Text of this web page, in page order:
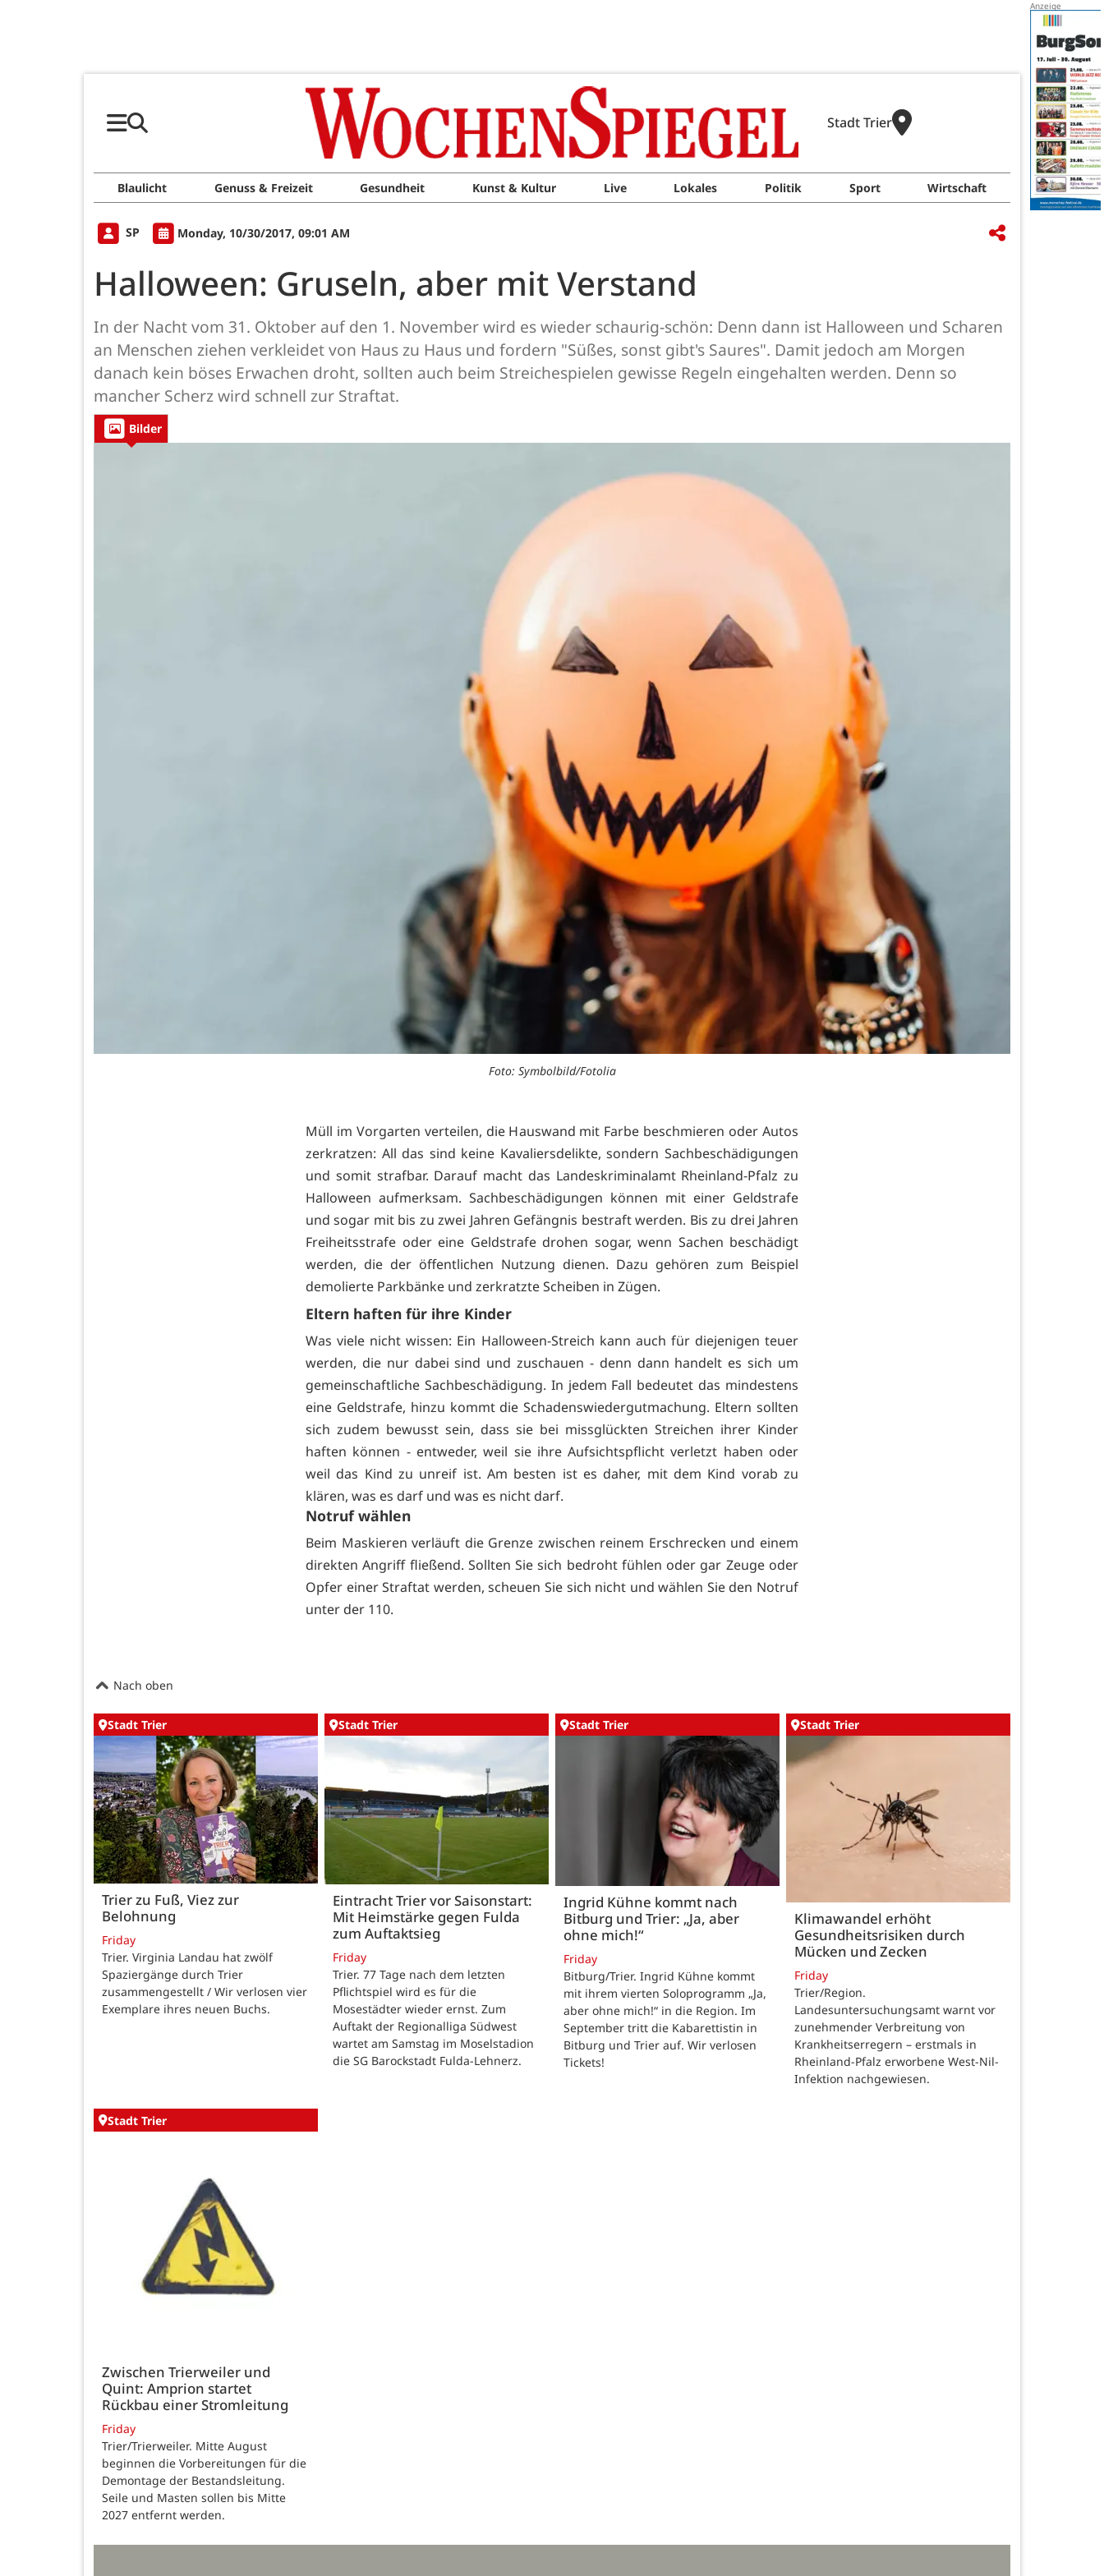
Stadt Trier
Blaulicht Genuss & Freizeit Gesundheit Kunst & Kultur Live Lokales Politik Sport Wirtschaft
SP Monday, 10/30/2017, 09:01 AM
Halloween: Gruseln, aber mit Verstand
In der Nacht vom 31. Oktober auf den 1. November wird es wieder schaurig-schön: Denn dann ist Halloween und Scharen
an Menschen ziehen verkleidet von Haus zu Haus und fordern "Süßes, sonst gibt's Saures". Damit jedoch am Morgen
danach kein böses Erwachen droht, sollten auch beim Streichespielen gewisse Regeln eingehalten werden. Denn so
mancher Scherz wird schnell zur Straftat.
Bilder
Foto: Symbolbild/Fotolia
Müll im Vorgarten verteilen, die Hauswand mit Farbe beschmieren oder Autos
zerkratzen: All das sind keine Kavaliersdelikte, sondern Sachbeschädigungen
und somit strafbar. Darauf macht das Landeskriminalamt Rheinland-Pfalz zu
Halloween aufmerksam. Sachbeschädigungen können mit einer Geldstrafe
und sogar mit bis zu zwei Jahren Gefängnis bestraft werden. Bis zu drei Jahren
Freiheitsstrafe oder eine Geldstrafe drohen sogar, wenn Sachen beschädigt
werden, die der öffentlichen Nutzung dienen. Dazu gehören zum Beispiel
demolierte Parkbänke und zerkratzte Scheiben in Zügen.
Eltern haften für ihre Kinder
Was viele nicht wissen: Ein Halloween-Streich kann auch für diejenigen teuer
werden, die nur dabei sind und zuschauen - denn dann handelt es sich um
gemeinschaftliche Sachbeschädigung. In jedem Fall bedeutet das mindestens
eine Geldstrafe, hinzu kommt die Schadenswiedergutmachung. Eltern sollten
sich zudem bewusst sein, dass sie bei missglückten Streichen ihrer Kinder
haften können - entweder, weil sie ihre Aufsichtspflicht verletzt haben oder
weil das Kind zu unreif ist. Am besten ist es daher, mit dem Kind vorab zu
klären, was es darf und was es nicht darf.
Notruf wählen
Beim Maskieren verläuft die Grenze zwischen reinem Erschrecken und einem
direkten Angriff fließend. Sollten Sie sich bedroht fühlen oder gar Zeuge oder
Opfer einer Straftat werden, scheuen Sie sich nicht und wählen Sie den Notruf
unter der 110.
Nach oben
Stadt Trier
Trier zu Fuß, Viez zur
Belohnung
Friday
Trier. Virginia Landau hat zwölf
Spaziergänge durch Trier
zusammengestellt / Wir verlosen vier
Exemplare ihres neuen Buchs.
Stadt Trier
Eintracht Trier vor Saisonstart:
Mit Heimstärke gegen Fulda
zum Auftaktsieg
Friday
Trier. 77 Tage nach dem letzten
Pflichtspiel wird es für die
Mosestädter wieder ernst. Zum
Auftakt der Regionalliga Südwest
wartet am Samstag im Moselstadion
die SG Barockstadt Fulda-Lehnerz.
Stadt Trier
Ingrid Kühne kommt nach
Bitburg und Trier: „Ja, aber
ohne mich!“
Friday
Bitburg/Trier. Ingrid Kühne kommt
mit ihrem vierten Soloprogramm „Ja,
aber ohne mich!“ in die Region. Im
September tritt die Kabarettistin in
Bitburg und Trier auf. Wir verlosen
Tickets!
Stadt Trier
Klimawandel erhöht
Gesundheitsrisiken durch
Mücken und Zecken
Friday
Trier/Region.
Landesuntersuchungsamt warnt vor
zunehmender Verbreitung von
Krankheitserregern – erstmals in
Rheinland-Pfalz erworbene West-Nil-
Infektion nachgewiesen.
Stadt Trier
Zwischen Trierweiler und
Quint: Amprion startet
Rückbau einer Stromleitung
Friday
Trier/Trierweiler. Mitte August
beginnen die Vorbereitungen für die
Demontage der Bestandsleitung.
Seile und Masten sollen bis Mitte
2027 entfernt werden.